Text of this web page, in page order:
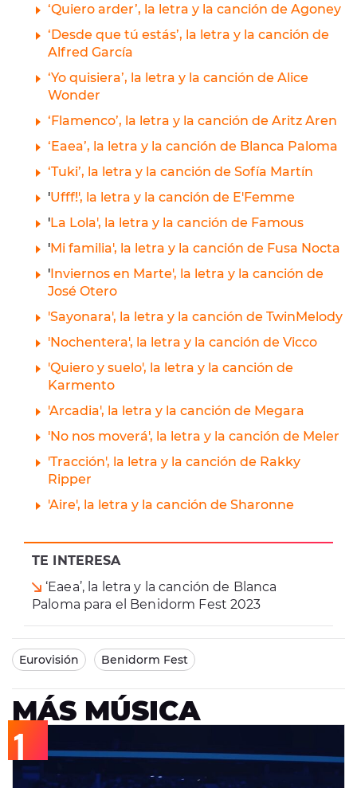
TE INTERESA
‘Eaea’, la letra y la canción de Blanca
Paloma para el Benidorm Fest 2023
‘Quiero arder’, la letra y la canción de Agoney
‘Desde que tú estás’, la letra y la canción de
Alfred García
‘Yo quisiera’, la letra y la canción de Alice
Wonder
‘Flamenco’, la letra y la canción de Aritz Aren
‘Eaea’, la letra y la canción de Blanca Paloma
‘Tuki’, la letra y la canción de Sofía Martín
'Ufff!', la letra y la canción de E'Femme
'La Lola', la letra y la canción de Famous
'Mi familia', la letra y la canción de Fusa Nocta
'Inviernos en Marte', la letra y la canción de
José Otero
'Sayonara', la letra y la canción de TwinMelody
'Nochentera', la letra y la canción de Vicco
'Quiero y suelo', la letra y la canción de
Karmento
'Arcadia', la letra y la canción de Megara
'No nos moverá', la letra y la canción de Meler
'Tracción', la letra y la canción de Rakky
Ripper
'Aire', la letra y la canción de Sharonne
Eurovisión Benidorm Fest
MÁS MÚSICA